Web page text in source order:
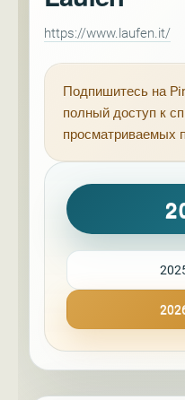
https://www.laufen.it/
Подпишитесь на
полный доступ к
просматриваемых